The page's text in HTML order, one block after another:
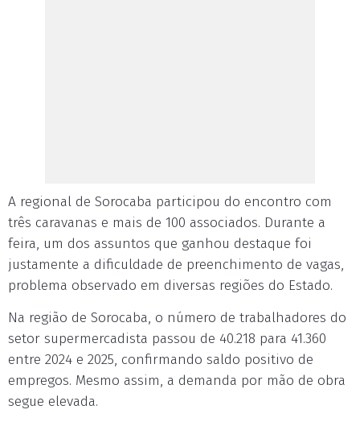
A regional de Sorocaba participou do encontro com
três caravanas e mais de 100 associados. Durante a
feira, um dos assuntos que ganhou destaque foi
justamente a dificuldade de preenchimento de vagas,
problema observado em diversas regiões do Estado.
Na região de Sorocaba, o número de trabalhadores do
setor supermercadista passou de 40.218 para 41.360
entre 2024 e 2025, confirmando saldo positivo de
empregos. Mesmo assim, a demanda por mão de obra
segue elevada.